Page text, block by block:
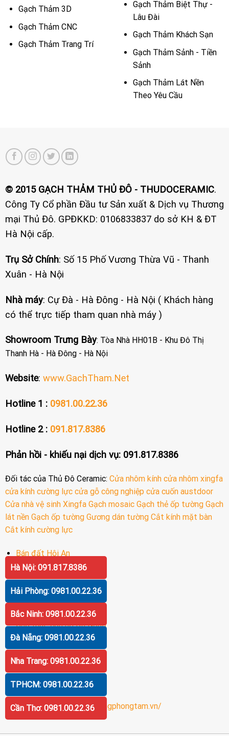
Gạch Thảm 3D
Gạch Thảm CNC
Gạch Thảm Trang Trí
Gạch Thảm Biệt Thự -
Lâu Đài
Gạch Thảm Khách Sạn
Gạch Thảm Sảnh - Tiền
Sảnh
Gạch Thảm Lát Nền
Theo Yêu Cầu
© 2015 GẠCH THẢM THỦ ĐÔ - THUDOCERAMIC.
Công Ty Cổ phần Đầu tư Sản xuất & Dịch vụ Thương
mại Thủ Đô. GPĐKKD: 0106833837 do sở KH & ĐT
Hà Nội cấp.
Trụ Sở Chính: Số 15 Phố Vương Thừa Vũ - Thanh
Xuân - Hà Nội
Nhà máy: Cự Đà - Hà Đông - Hà Nội ( Khách hàng
có thể trực tiếp tham quan nhà máy )
Showroom Trưng Bày: Tòa Nhà HH01B - Khu Đô Thị
Thanh Hà - Hà Đông - Hà Nội
Website: www.GachTham.Net
Hotline 1 : 0981.00.22.36
Hotline 2 : 091.817.8386
Phản hồi - khiếu nại dịch vụ: 091.817.8386
Đối tác của Thủ Đô Ceramic: Cửa nhôm kính cửa nhôm xingfa
cửa kính cường lực cửa gỗ công nghiệp cửa cuốn austdoor
Cửa nhà vệ sinh Xingfa Gạch mosaic Gạch thẻ ốp tường Gạch
lát nền Gạch ốp tường Gương dán tường Cắt kính mặt bàn
Cắt kính cường lực
Bán đất Hội An
Bán biệt thự Hội An
Bán khách sạn Hội An
Cho thuê căn hộ Đà Nẵng
Bán biệt thự Đà Nẵng
Bán khách sạn Nha Trang
Gương cao cấp Gương
Gương nhà tắm https://guongphongtam.vn/
Hà Nội: 091.817.8386
Hải Phòng: 0981.00.22.36
Bắc Ninh: 0981.00.22.36
Đà Nẵng: 0981.00.22.36
Nha Trang: 0981.00.22.36
TPHCM: 0981.00.22.36
Cần Thơ: 0981.00.22.36